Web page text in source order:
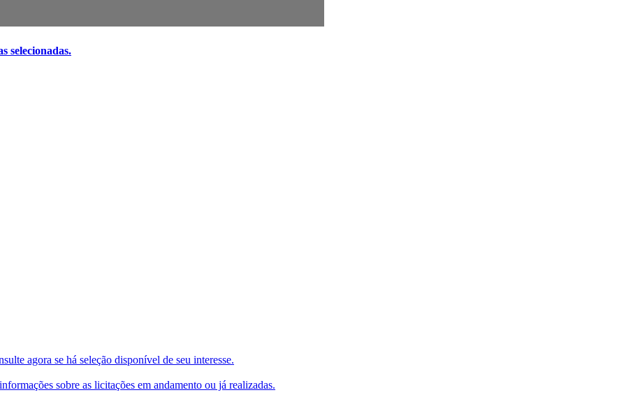
selecionadas.
agora se há seleção disponível de seu interesse.
sobre as licitações em andamento ou já realizadas.